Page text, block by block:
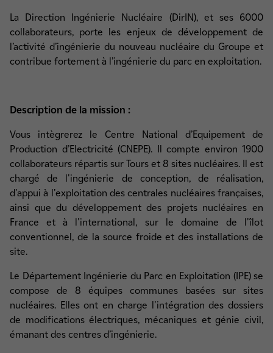
La Direction Ingénierie Nucléaire (DirIN), et ses 6000
collaborateurs, porte les enjeux de développement de
l’activité d’ingénierie du nouveau nucléaire du Groupe et
contribue fortement à l’ingénierie du parc en exploitation.
Description de la mission :
Vous intègrerez le Centre National d’Equipement de
Production d’Electricité (CNEPE). Il compte environ 1900
collaborateurs répartis sur Tours et 8 sites nucléaires. Il est
chargé de l'ingénierie de conception, de réalisation,
d'appui à l'exploitation des centrales nucléaires françaises,
ainsi que du développement des projets nucléaires en
France et à l'international, sur le domaine de l'îlot
conventionnel, de la source froide et des installations de
site.
Le Département Ingénierie du Parc en Exploitation (IPE) se
compose de 8 équipes communes basées sur sites
nucléaires. Elles ont en charge l'intégration des dossiers
de modifications électriques, mécaniques et génie civil,
émanant des centres d’ingénierie.